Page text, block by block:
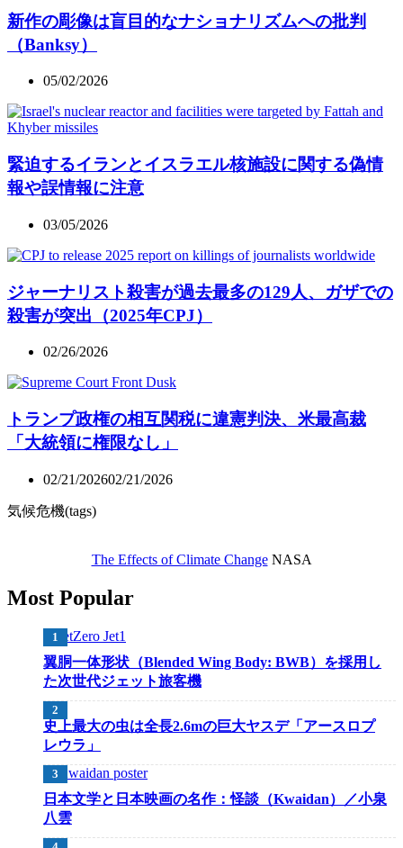
新作の彫像は盲目的なナショナリズムへの批判
（Banksy）
05/02/2026
緊迫するイランとイスラエル核施設に関する偽情
報や誤情報に注意
03/05/2026
ジャーナリスト殺害が過去最多の129人、ガザでの
殺害が突出（2025年CPJ）
02/26/2026
トランプ政権の相互関税に違憲判決、米最高裁
「大統領に権限なし」
02/21/202602/21/2026
気候危機(tags)
The Effects of Climate ChangeNASA
Most Popular
翼胴一体形状（Blended Wing Body: BWB）を採用し
た次世代ジェット旅客機
史上最大の虫は全長2.6mの巨大ヤスデ「アースロプ
レウラ」
日本文学と日本映画の名作：怪談（Kwaidan）／小泉
八雲